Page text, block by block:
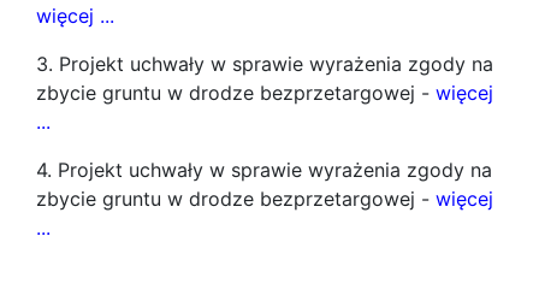
więcej ...
3. Projekt uchwały w sprawie wyrażenia zgody na
zbycie gruntu w drodze bezprzetargowej - więcej
...
4. Projekt uchwały w sprawie wyrażenia zgody na
zbycie gruntu w drodze bezprzetargowej - więcej
...